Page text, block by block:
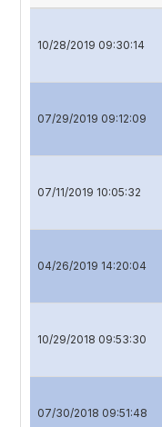
10/28/2019 09:30:14
07/29/2019 09:12:09
07/11/2019 10:05:32
04/26/2019 14:20:04
10/29/2018 09:53:30
07/30/2018 09:51:48